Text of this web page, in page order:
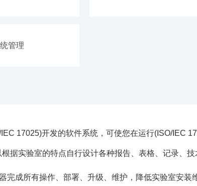
管理
17025)开发的软件系统，可使您在运行(ISO/IEC
据实验室的特点自行设计各种报告、表格、记录、
成所有操作、部署、升级、维护，降低实验室安装